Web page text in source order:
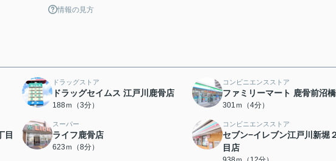
情報の見方
ドラッグストア
ドラッグセイムス 江戸川鹿骨店
188ｍ（3分）
コンビニエンスストア
ファミリーマート 鹿骨前沼
301ｍ（4分）
目
スーパー
ライフ鹿骨店
623ｍ（8分）
コンビニエンスストア
セブン−イレブン江戸川新堀
目店